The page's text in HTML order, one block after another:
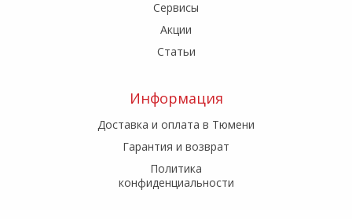
Сервисы
Акции
Статьи
Информация
Доставка и оплата в Тюмени
Гарантия и возврат
Политика
конфиденциальности